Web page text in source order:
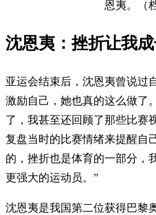
恩夷。（
沈恩夷：挫折让我
亚运会结束后，沈恩夷曾说过
激励自己，她也真的这么做了
了，我甚至还回顾了那些比赛
复盘当时的比赛情绪来提醒自
的，挫折也是体育的一部分，
更强大的运动员。”
沈恩夷是我国第二位获得巴黎